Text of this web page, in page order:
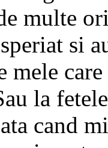
multe
si
mele
la
cand